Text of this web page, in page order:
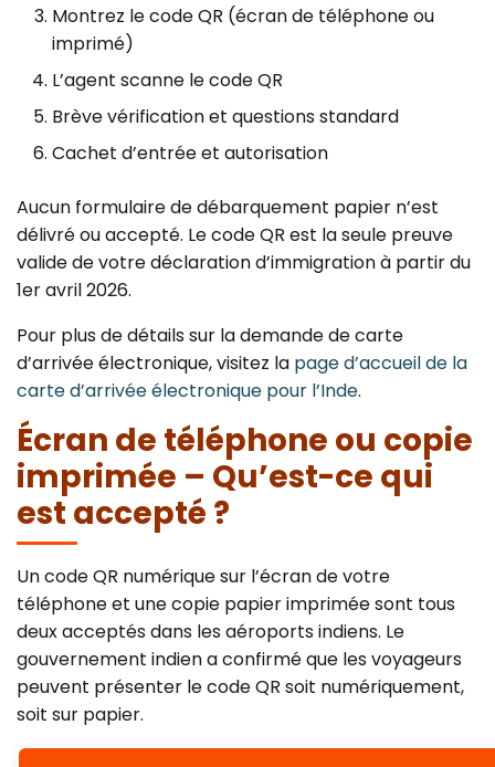
Montrez le code QR (écran de téléphone ou
imprimé)
L’agent scanne le code QR
Brève vérification et questions standard
Cachet d’entrée et autorisation
Aucun formulaire de débarquement papier n’est
délivré ou accepté. Le code QR est la seule preuve
valide de votre déclaration d’immigration à partir du
1er avril 2026.
Pour plus de détails sur la demande de carte
d’arrivée électronique, visitez la page d’accueil de la
carte d’arrivée électronique pour l’Inde.
Écran de téléphone ou copie
imprimée – Qu’est-ce qui
est accepté ?
Un code QR numérique sur l’écran de votre
téléphone et une copie papier imprimée sont tous
deux acceptés dans les aéroports indiens. Le
gouvernement indien a confirmé que les voyageurs
peuvent présenter le code QR soit numériquement,
soit sur papier.